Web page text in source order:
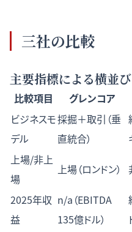
三社の比較
主要指標による横並び
比較項目 グレンコア
ビジネスモ
デル
採掘＋取引（垂
直統合）
上場/非上
場
上場（ロンドン）
2025年収
益
n/a（EBITDA
135億ドル）